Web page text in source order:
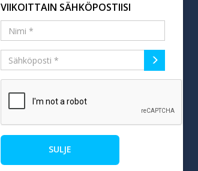
VIIKOITTAIN SÄHKÖPOSTIISI
SULJE